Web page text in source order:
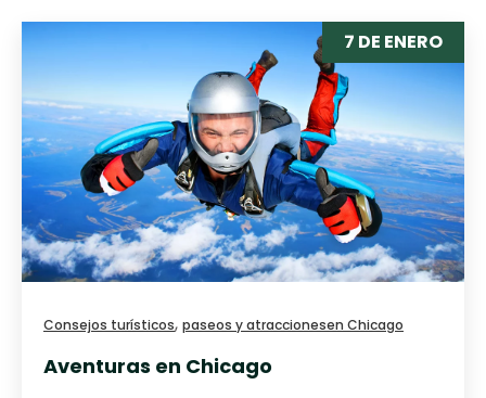
7 DE ENERO
Consejos turísticos, paseos y atraccionesen Chicago
Aventuras en Chicago